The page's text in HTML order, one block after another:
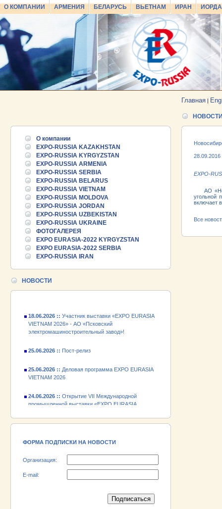
О КОМПАНИИ АРМЕНИЯ БЕЛАРУСЬ ВЬЕТНАМ ИРАН
Главная |
О компании
EXPO-RUSSIA KAZAKHSTAN
EXPO-RUSSIA KYRGYZSTAN
EXPO-RUSSIA ARMENIA
EXPO-RUSSIA SERBIA
EXPO-RUSSIA BELARUS
EXPO-RUSSIA VIETNAM
EXPO-RUSSIA MOLDOVA
EXPO-RUSSIA JORDAN
EXPO-RUSSIA UZBEKISTAN
EXPO-RUSSIA UKRAINE
ФОТОГАЛЕРЕЯ
EXPO EURASIA-2022 KYRGYZSTAN
EXPO EURASIA-2022 SERBIA
EXPO-RUSSIA IRAN
НОВОСТИ
25.06.2026 ::Пост-релиз
25.06.2026 :: Деловая программа EXPO EURASIA
VIETNAM 2026
24.06.2026 ::Открытие VII Международной
промышленной выставки «EXPO EURASIA
VIETNAM 2026» - АО «Псковский
электромашиностроительный завод»!
VIETNAM 2026
промышленной выставки «EXPO EURASIA
VIETNAM 2026»
ФОРМА ПОДПИСКИ НА НОВОСТИ
Организация:
E-mail:
28.09.2016
EXPO-
АО
угольной
включает
Все